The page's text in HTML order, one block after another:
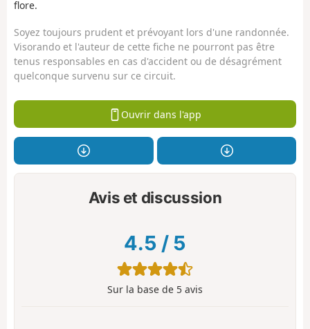
flore.
Soyez toujours prudent et prévoyant lors d'une randonnée.
Visorando et l'auteur de cette fiche ne pourront pas être
tenus responsables en cas d'accident ou de désagrément
quelconque survenu sur ce circuit.
Ouvrir dans l'app
Avis et discussion
4.5 / 5
Sur la base de 5 avis